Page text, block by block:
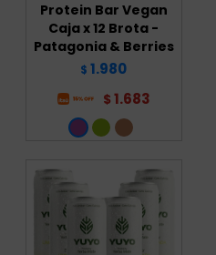
Protein Bar Vegan
Caja x 12 Brota -
Patagonia & Berries
$ 1.980
$ 1.683